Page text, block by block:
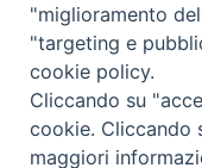
Copyright ©
Trentina
"miglioramento
"targeting e
cookie policy.
Cliccando su
cookie. Cliccando
maggiori